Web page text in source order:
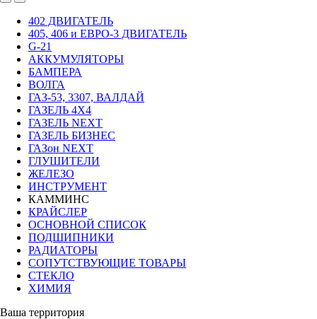
402 ДВИГАТЕЛЬ
405, 406 и ЕВРО-3 ДВИГАТЕЛЬ
G-21
АККУМУЛЯТОРЫ
БАМПЕРА
ВОЛГА
ГАЗ-53, 3307, ВАЛДАЙ
ГАЗЕЛЬ 4Х4
ГАЗЕЛЬ NEXT
ГАЗЕЛЬ БИЗНЕС
ГАЗон NEXT
ГЛУШИТЕЛИ
ЖЕЛЕЗО
ИНСТРУМЕНТ
КАММИНС
КРАЙСЛЕР
ОСНОВНОЙ СПИСОК
ПОДШИПНИКИ
РАДИАТОРЫ
СОПУТСТВУЮЩИЕ ТОВАРЫ
СТЕКЛО
ХИМИЯ
Ваша территория